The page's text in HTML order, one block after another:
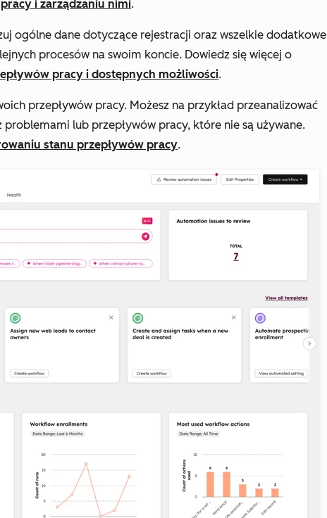
i zarządzaniu nimi.
ogólne dane dotyczące rejestracji oraz wszelkie dodatkowe
procesów na swoim koncie. Dowiedz się więcej o
pracy i dostępnych możliwości.
przepływów pracy. Możesz na przykład przeanalizować
lub przepływów pracy, które nie są używane.
stanu przepływów pracy.